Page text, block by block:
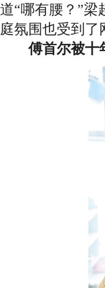
道“哪有腰？”梁
庭氛围也受到了
傅首尔被十